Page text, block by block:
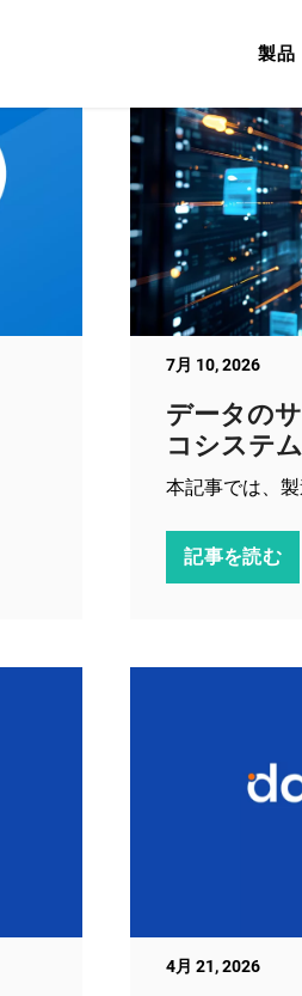
製品
7月 10, 2026
データの
コシステ
本記事では、
記事を読む
4月 21, 2026